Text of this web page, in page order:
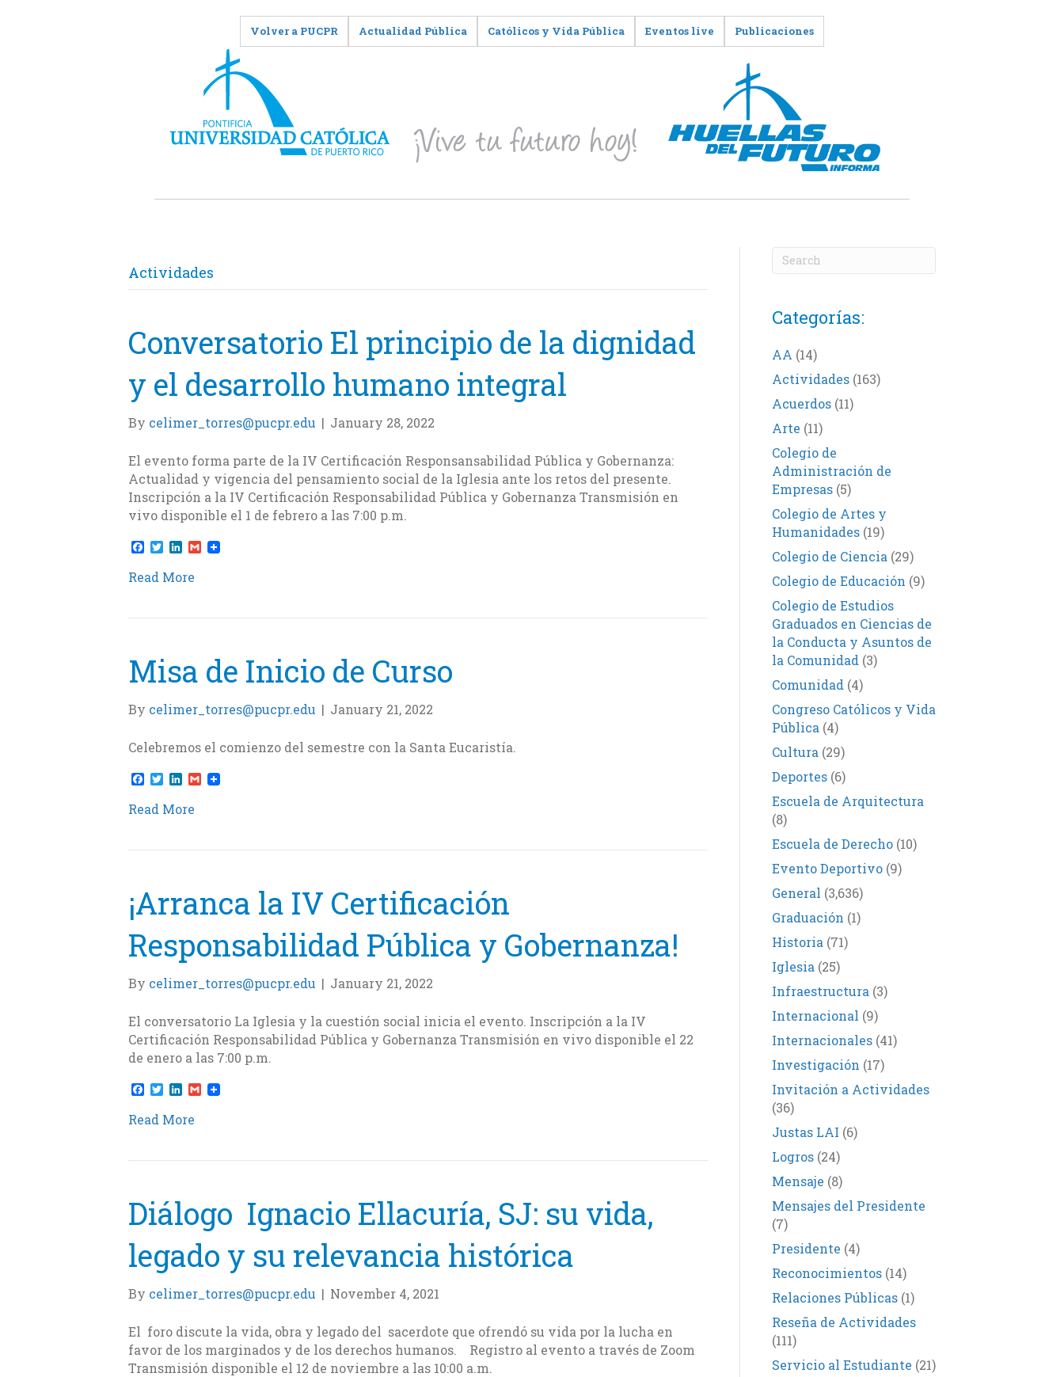
Volver a PUCPR Actualidad Pública Católicos y Vida Pública Eventos live Publicaciones
Actividades
Conversatorio El principio de la dignidad
y el desarrollo humano integral
By celimer_torres@pucpr.edu | January 28, 2022
El evento forma parte de la IV Certificación Responsansabilidad Pública y Gobernanza:
Actualidad y vigencia del pensamiento social de la Iglesia ante los retos del presente.
Inscripción a la IV Certificación Responsabilidad Pública y Gobernanza Transmisión en
vivo disponible el 1 de febrero a las 7:00 p.m.
F
a
c
e
o
T
w
i
t
r
L
n
k
I
G
m
Read More
Misa de Inicio de Curso
By celimer_torres@pucpr.edu | January 21, 2022
Celebremos el comienzo del semestre con la Santa Eucaristía.
F
a
c
e
o
T
w
i
t
r
L
n
k
I
G
m
Read More
¡Arranca la IV Certificación
Responsabilidad Pública y Gobernanza!
By celimer_torres@pucpr.edu | January 21, 2022
El conversatorio La Iglesia y la cuestión social inicia el evento. Inscripción a la IV
Certificación Responsabilidad Pública y Gobernanza Transmisión en vivo disponible el 22
de enero a las 7:00 p.m.
F
a
c
e
o
T
w
i
t
r
L
n
k
I
G
m
Read More
Diálogo Ignacio Ellacuría, SJ: su vida,
legado y su relevancia histórica
By celimer_torres@pucpr.edu | November 4, 2021
El foro discute la vida, obra y legado del sacerdote que ofrendó su vida por la lucha en
favor de los marginados y de los derechos humanos. Registro al evento a través de Zoom
Transmisión disponible el 12 de noviembre a las 10:00 a.m.
Categorías:
AA (14)
Actividades(163)
Acuerdos(11)
Arte (11)
Colegio de
Administración de
Empresas(5)
Colegio de Artes y
Humanidades(19)
Colegio de Ciencia (29)
Colegio de Educación (9)
Colegio de Estudios
Graduados en Ciencias de
la Conducta y Asuntos de
la Comunidad (3)
Comunidad (4)
Congreso Católicos y Vida
Pública (4)
Cultura (29)
Deportes(6)
Escuela de Arquitectura
(8)
Escuela de Derecho(10)
Evento Deportivo(9)
General (3,636)
Graduación (1)
Historia (71)
Iglesia (25)
Infraestructura (3)
Internacional (9)
Internacionales(41)
Investigación (17)
Invitación a Actividades
(36)
Justas LAI (6)
Logros(24)
Mensaje (8)
Mensajes del Presidente
(7)
Presidente (4)
Reconocimientos(14)
Relaciones Públicas(1)
Reseña de Actividades
(111)
Servicio al Estudiante (21)